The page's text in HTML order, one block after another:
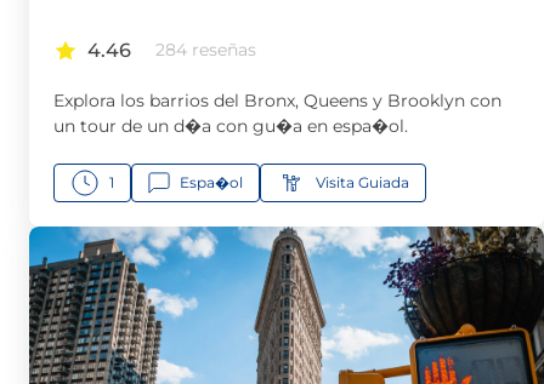
4.46 284 reseñas
Explora los barrios del Bronx, Queens y Brooklyn con
un tour de un d�a con gu�a en espa�ol.
1 Espa�ol Visita Guiada